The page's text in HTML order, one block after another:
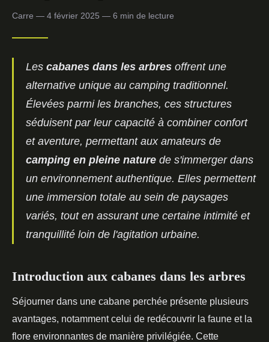
Carre — 4 février 2025 — 6 min de lecture
Les cabanes dans les arbres offrent une
alternative unique au camping traditionnel.
Élevées parmi les branches, ces structures
séduisent par leur capacité à combiner confort
et aventure, permettant aux amateurs de
camping en pleine nature de s'immerger dans
un environnement authentique. Elles permettent
une immersion totale au sein de paysages
variés, tout en assurant une certaine intimité et
tranquillité loin de l'agitation urbaine.
Introduction aux cabanes dans les arbres
Séjourner dans une cabane perchée présente plusieurs
avantages, notamment celui de redécouvrir la faune et la
flore environnantes de manière privilégiée. Cette